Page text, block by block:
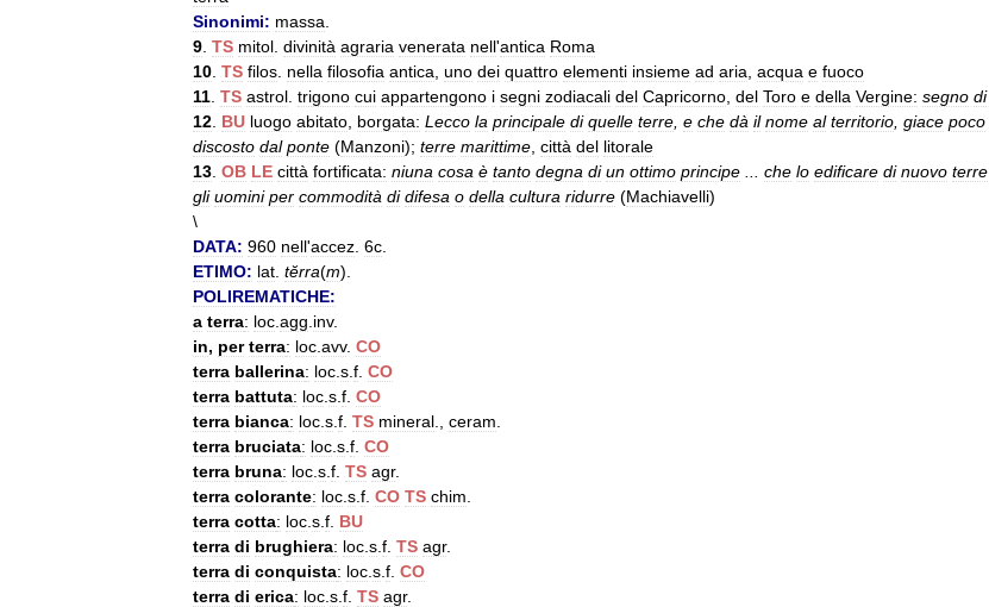
Sinonimi: massa
9 TS mitol divinità agraria venerata nell'antica Roma
10 TS filos nella filosofia antica uno dei quattro elementi insieme ad aria acqua e fuoco
11 TS astrol trigono cui appartengono i segni zodiacali del Capricorno del Toro e della Vergine: segno di
12 BU luogo abitato borgata: Lecco la principale di quelle terre e che dà il nome al territorio giace poco
discosto dal ponte (Manzoni); terre marittime città del litorale
13 OB LE città fortificata: niuna cosa è tanto degna di un ottimo principe che lo edificare di nuovo terre
gli uomini per commodità di difesa o della cultura ridurre (Machiavelli)
\
DATA: 960 nell'accez 6c
ETIMO: lat tĕrra(m).
POLIREMATICHE:
a terra: loc agg inv.
in, per terra: loc avv. CO
terra ballerina: loc s f CO
terra battuta: loc s f CO
terra bianca: loc s f TS mineral ceram
terra bruciata: loc s f CO
terra bruna: loc s f TS agr.
terra colorante: loc s f CO TS chim
terra cotta: loc s f BU
terra di brughiera: loc s f TS agr.
terra di conquista: loc s f CO
terra di erica: loc s f TS agr.